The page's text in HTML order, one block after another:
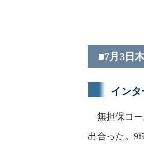
■7月3日
イン
無担保コー
出合った。9